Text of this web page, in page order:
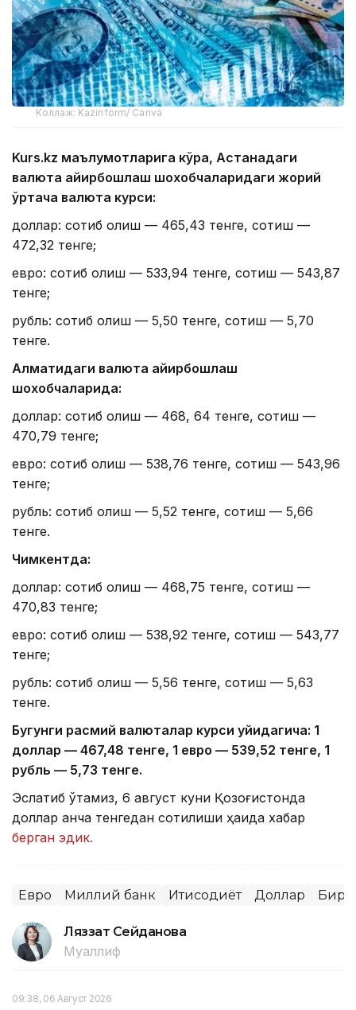
Коллаж: Kazinform/ Canva
Kurs.kz маълумотларига кўра, Астанадаги
валюта айирбошлаш шохобчаларидаги жорий
ўртача валюта курси:
доллар: сотиб олиш — 465,43 тенге, сотиш —
472,32 тенге;
евро: сотиб олиш — 533,94 тенге, сотиш — 543,87
тенге;
рубль: сотиб олиш — 5,50 тенге, сотиш — 5,70
тенге.
Алматидаги валюта айирбошлаш
шохобчаларида:
доллар: сотиб олиш — 468, 64 тенге, сотиш —
470,79 тенге;
евро: сотиб олиш — 538,76 тенге, сотиш — 543,96
тенге;
рубль: сотиб олиш — 5,52 тенге, сотиш — 5,66
тенге.
Чимкентда:
доллар: сотиб олиш — 468,75 тенге, сотиш —
470,83 тенге;
евро: сотиб олиш — 538,92 тенге, сотиш — 543,77
тенге;
рубль: сотиб олиш — 5,56 тенге, сотиш — 5,63
тенге.
Бугунги расмий валюталар курси қуйидагича: 1
доллар — 467,48 тенге, 1 евро — 539,52 тенге, 1
рубль — 5,73 тенге.
Эслатиб ўтамиз, 6 август куни Қозоғистонда
доллар қанча тенгедан сотилиши ҳақида хабар
берган эдик.
Евро Миллий банк Иқтисодиёт Доллар
Ляззат Сейданова
Муаллиф
09:38, 06 Август 2026